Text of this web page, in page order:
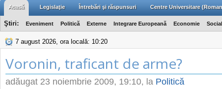
Acasă Legislaţie Întrebări şi răspunsuri Centre Universitare
Ştiri: Eveniment Politică Externe Integrare Europeană Economie Social
7 august 2026, ora locală: 10:20
Voronin, traficant de arme?
adăugat 23 noiembrie 2009, 19:10, la Politică